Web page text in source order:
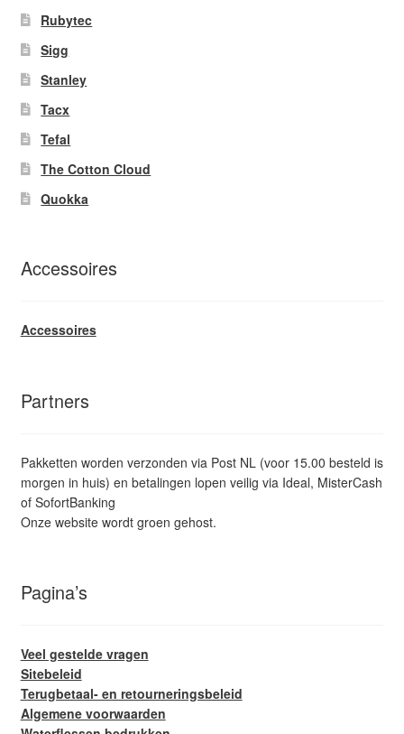
Rubytec
Sigg
Stanley
Tacx
Tefal
The Cotton Cloud
Quokka
Accessoires
Accessoires
Partners
Pakketten worden verzonden via Post NL (voor 15.00 besteld is
morgen in huis) en betalingen lopen veilig via Ideal, MisterCash
of SofortBanking
Onze website wordt groen gehost.
Pagina’s
Veel gestelde vragen
Sitebeleid
Terugbetaal- en retourneringsbeleid
Algemene voorwaarden